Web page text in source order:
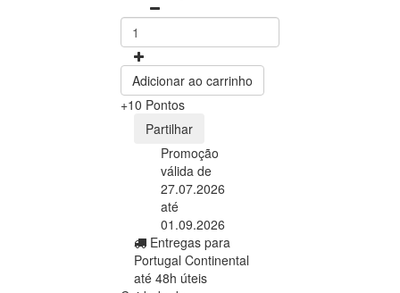
Adicionar ao carrinho
+10 Pontos
Partilhar
Promoção
válida de
27.07.2026
até
01.09.2026
Entregas para
Portugal Continental
até 48h úteis